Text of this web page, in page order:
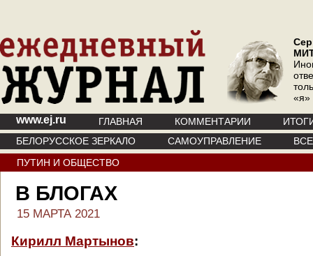
«я»
www.ej.ru ГЛАВНАЯ КОММЕНТАРИИ
БЕЛОРУССКОЕ ЗЕРКАЛО
САМОУПРАВЛЕНИЕ
ПУТИН И ОБЩЕСТВО
В БЛОГАХ
15 МАРТА 2021
Кирилл Мартынов: